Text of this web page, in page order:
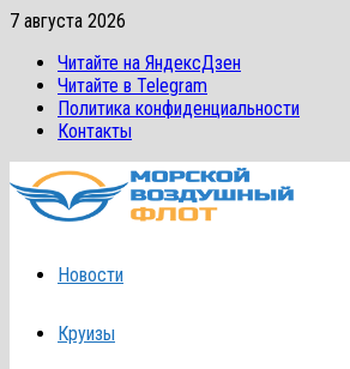
Перейти
содержимому
7 августа 2026
Читайте на ЯндексДзен
Читайте в Telegram
Политика конфиденциальности
Контакты
Новости
Круизы